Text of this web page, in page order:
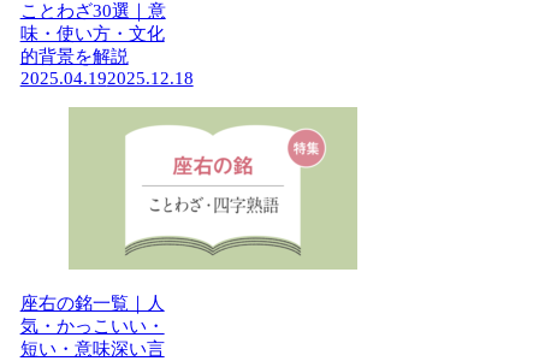
ことわざ30選｜意
味・使い方・文化
的背景を解説
2025.04.192025.12.18
座右の銘一覧｜人
気・かっこいい・
短い・意味深い言